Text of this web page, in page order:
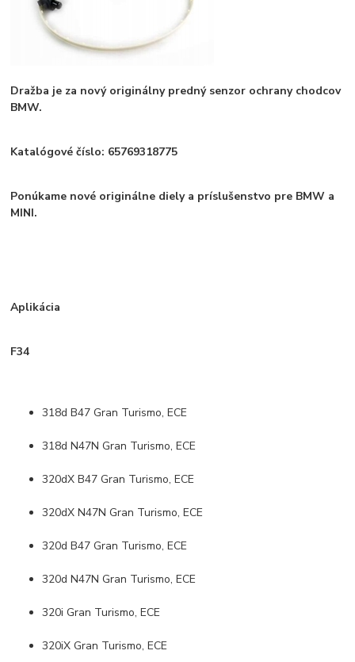
Dražba je za nový originálny predný senzor ochrany chodcov
BMW.
Katalógové číslo: 65769318775
Ponúkame nové originálne diely a príslušenstvo pre BMW a
MINI.
Aplikácia
F34
318d B47 Gran Turismo, ECE
318d N47N Gran Turismo, ECE
320dX B47 Gran Turismo, ECE
320dX N47N Gran Turismo, ECE
320d B47 Gran Turismo, ECE
320d N47N Gran Turismo, ECE
320i Gran Turismo, ECE
320iX Gran Turismo, ECE